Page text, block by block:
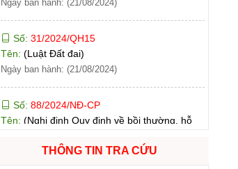
Số:31/2024/QH15
Tên:(Luật Đất đai)
Ngày ban hành: (21/08/2024)
Số:88/2024/NĐ-CP
Tên:(Nghị định Quy định về bồi thường, hỗ
trợ, tái định cư khi Nhà nước thu hồi đất)
102/2024/NĐ-CP
THÔNG TIN TRA CỨU